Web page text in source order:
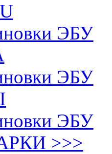
ЭБУ
ЭБУ
ЭБУ
>>>